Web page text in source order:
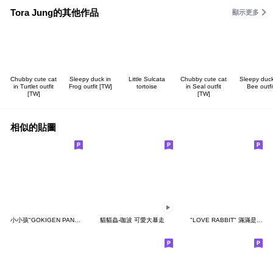
Tora Jung的其他作品 顯示更多
Chubby cute cat
in Turtlet outfit
[TW]
Sleepy duck in
Frog outfit [TW]
Little Sulcata
tortoise
Chubby cute cat
in Seal outfit
[TW]
Sleepy
Bee
相似的貼圖
小小孩"GOKIGEN PANDA" 台灣版 貓貓蟲-咖波 可愛大暴走 "LOVE RABBIT" 滿滿是愛 台灣版